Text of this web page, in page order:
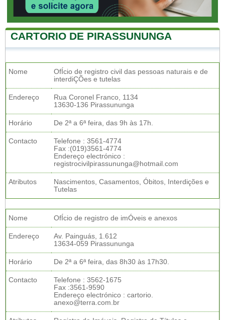
CARTORIO DE PIRASSUNUNGA
Nome
OfÍcio de registro civil das pessoas naturais e de
interdiÇÕes e tutelas
Endereço
Rua Coronel Franco, 1134
13630-136 Pirassununga
Horário De 2ª a 6ª feira, das 9h às 17h.
Contacto
Telefone : 3561-4774
Fax :(019)3561-4774
Endereço electrónico :
registrocivilpirassununga@hotmail.com
Atributos
Nascimentos, Casamentos, Óbitos, Interdições e
Tutelas
Nome OfÍcio de registro de imÓveis e anexos
Endereço
Av. Painguás, 1.612
13634-059 Pirassununga
Horário De 2ª a 6ª feira, das 8h30 às 17h30.
Contacto
Telefone : 3562-1675
Fax :3561-9590
Endereço electrónico : cartorio.
anexo@terra.com.br